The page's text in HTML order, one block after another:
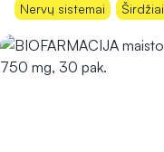
Nervų sistemai Širdžiai